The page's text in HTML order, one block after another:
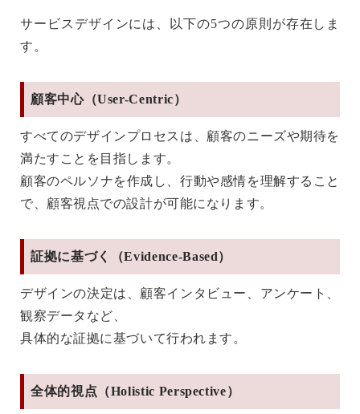
サービスデザインには、以下の5つの原則が存在しま
す。
顧客中心（User-Centric）
すべてのデザインプロセスは、顧客のニーズや期待を
満たすことを目指します。
顧客のペルソナを作成し、行動や感情を理解すること
で、顧客視点での設計が可能になります。
証拠に基づく（Evidence-Based）
デザインの決定は、顧客インタビュー、アンケート、
観察データなど、
具体的な証拠に基づいて行われます。
全体的視点（Holistic Perspective）